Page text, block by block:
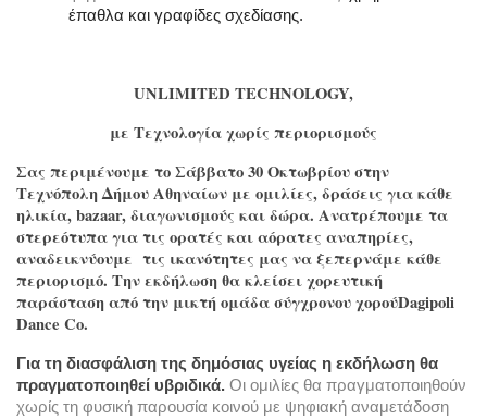
έπαθλα και γραφίδες σχεδίασης.
UNLIMITED TECHNOLOGY,
με Τεχνολογία χωρίς περιορισμούς
Σας περιμένουμε το Σάββατο 30 Οκτωβρίου στην
Τεχνόπολη Δήμου Αθηναίων με ομιλίες, δράσεις για κάθε
ηλικία, bazaar, διαγωνισμούς και δώρα. Ανατρέπουμε τα
στερεότυπα για τις ορατές και αόρατες αναπηρίες,
αναδεικνύουμε  τις ικανότητες μας να ξεπερνάμε κάθε
περιορισμό. Την εκδήλωση θα κλείσει χορευτική
παράσταση από την μικτή ομάδα σύγχρονου χορούDagipoli
Dance Co.
Για τη διασφάλιση της δημόσιας υγείας η εκδήλωση θα
πραγματοποιηθεί υβριδικά. Οι ομιλίες θα πραγματοποιηθούν
χωρίς τη φυσική παρουσία κοινού με ψηφιακή αναμετάδοση